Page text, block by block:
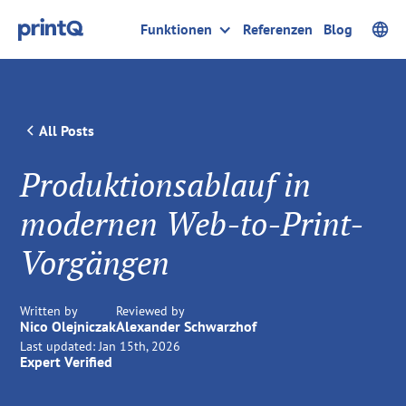
Funktionen Referenzen Blog
All Posts
Produktionsablauf in
modernen Web-to-Print-
Vorgängen
Written by
Nico Olejniczak
Reviewed by
Alexander Schwarzhof
Last updated: Jan 15th, 2026
Expert Verified